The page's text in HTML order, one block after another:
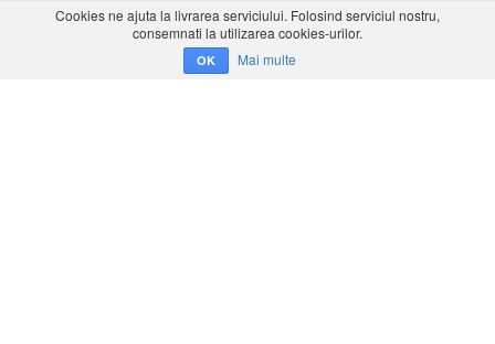
Cookies ne ajuta la livrarea serviciului. Folosind serviciul nostru,
consemnati la utilizarea cookies-urilor.
OK Mai multe